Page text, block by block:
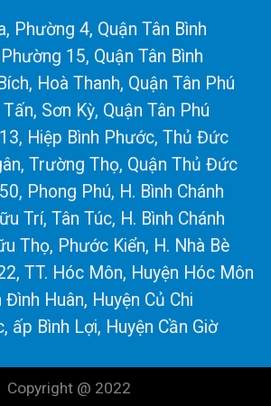
Phường 4, Quận Tân Bình
15, Quận Tân Bình
Hoà Thanh, Quận Tân Phú
Sơn Kỳ, Quận Tân Phú
Hiệp Bình Phước, Thủ Đức
Trường Thọ, Quận Thủ Đức
Phong Phú, H. Bình Chánh
Trí, Tân Túc, H. Bình Chánh
Thọ, Phước Kiển, H. Nhà Bè
TT. Hóc Môn, Huyện Hóc Môn
Huân, Huyện Củ Chi
ấp Bình Lợi, Huyện Cần Giờ
Copyright @ 2022